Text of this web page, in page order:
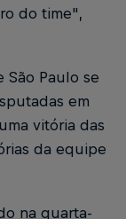
do time",
Paulo se
em
vitória das
da equipe
na quarta-